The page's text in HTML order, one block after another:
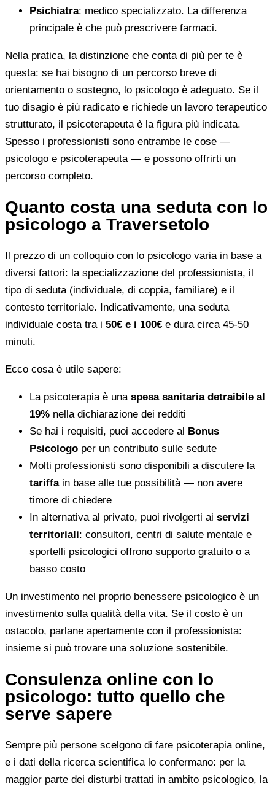
Psichiatra: medico specializzato. La differenza
principale è che può prescrivere farmaci.
Nella pratica, la distinzione che conta di più per te è
questa: se hai bisogno di un percorso breve di
orientamento o sostegno, lo psicologo è adeguato. Se il
tuo disagio è più radicato e richiede un lavoro terapeutico
strutturato, il psicoterapeuta è la figura più indicata.
Spesso i professionisti sono entrambe le cose —
psicologo e psicoterapeuta — e possono offrirti un
percorso completo.
Quanto costa una seduta con lo
psicologo a Traversetolo
Il prezzo di un colloquio con lo psicologo varia in base a
diversi fattori: la specializzazione del professionista, il
tipo di seduta (individuale, di coppia, familiare) e il
contesto territoriale. Indicativamente, una seduta
individuale costa tra i 50€ e i 100€ e dura circa 45-50
minuti.
Ecco cosa è utile sapere:
La psicoterapia è una spesa sanitaria detraibile al
19% nella dichiarazione dei redditi
Se hai i requisiti, puoi accedere al Bonus
Psicologo per un contributo sulle sedute
Molti professionisti sono disponibili a discutere la
tariffain base alle tue possibilità — non avere
timore di chiedere
In alternativa al privato, puoi rivolgerti ai servizi
territoriali: consultori, centri di salute mentale e
sportelli psicologici offrono supporto gratuito o a
basso costo
Un investimento nel proprio benessere psicologico è un
investimento sulla qualità della vita. Se il costo è un
ostacolo, parlane apertamente con il professionista:
insieme si può trovare una soluzione sostenibile.
Consulenza online con lo
psicologo: tutto quello che
serve sapere
Sempre più persone scelgono di fare psicoterapia online,
e i dati della ricerca scientifica lo confermano: per la
maggior parte dei disturbi trattati in ambito psicologico, la